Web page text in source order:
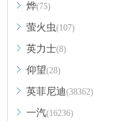
烨(75)
萤火虫(107)
英力士(8)
仰望(28)
英菲尼迪(38362)
一汽(16236)